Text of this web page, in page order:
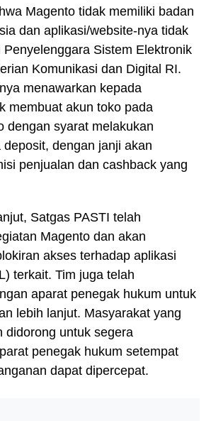
Magento tidak memiliki badan
dan aplikasi/website-nya tidak
Sistem Elektronik
Komunikasi dan Digital RI.
menawarkan kepada
membuat akun toko pada
dengan syarat melakukan
dengan janji akan
penjualan dan cashback yang
Satgas PASTI telah
Magento dan akan
akses terhadap aplikasi
terkait. Tim juga telah
aparat penegak hukum untuk
lebih lanjut. Masyarakat yang
didorong untuk segera
penegak hukum setempat
dapat dipercepat.